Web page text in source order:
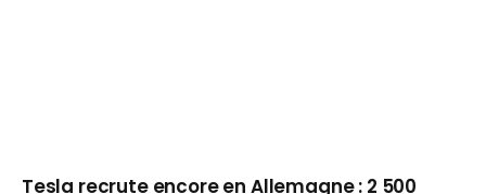
Tesla recrute encore en Allemagne : 2 500